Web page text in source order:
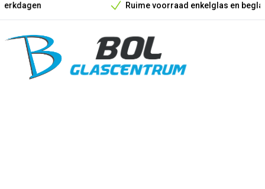
Onze unieke verkoopargumenten
Ruime voorraad enkelglas en